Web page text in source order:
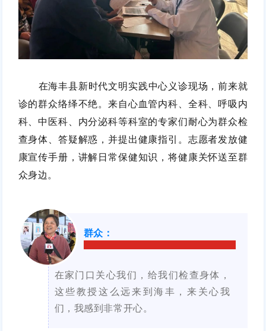
在海丰县新时代文明实践中心义诊现场，前来就
诊的群众络绎不绝。来自心血管内科、全科、呼吸内
科、中医科、内分泌科等科室的专家们耐心为群众检
查身体、答疑解惑，并提出健康指引。志愿者发放健
康宣传手册，讲解日常保健知识，将健康关怀送至群
众身边。
群众 ：
在家门口关心我们，给我们检查身体，
这些教授这么远来到海丰，来关心我
们，我感到非常开心。